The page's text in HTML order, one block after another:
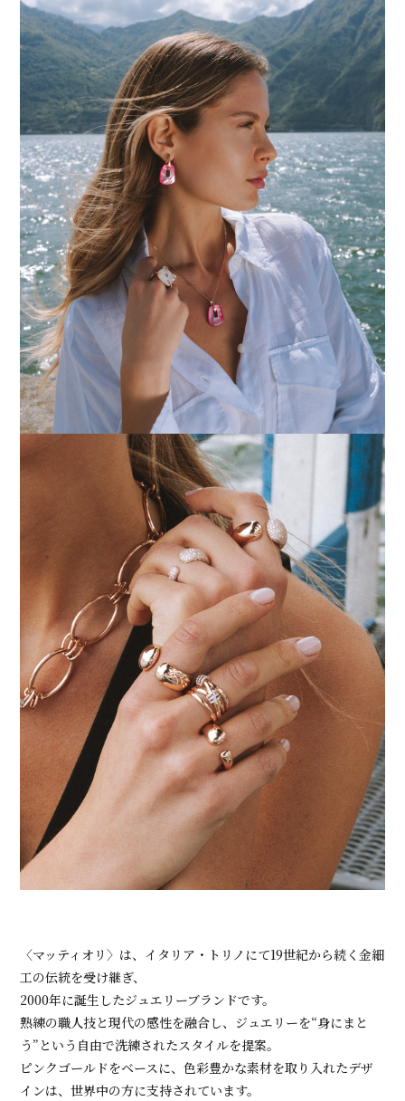
〈マッティオリ〉は、イタリア・トリノにて19世紀から続く金細
工の伝統を受け継ぎ、
2000年に誕生したジュエリーブランドです。
熟練の職人技と現代の感性を融合し、ジュエリーを“身にまと
う”という自由で洗練されたスタイルを提案。
ピンクゴールドをベースに、色彩豊かな素材を取り入れたデザ
インは、世界中の方に支持されています。